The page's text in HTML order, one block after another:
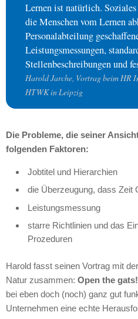
Lernen ist natürlich.
die Menschen vom Lernen
Personalabteilung
Leistungsmessungen,
Stellenbeschreibungen und
Harold Jarche, Vortrag beim HR
HTWK in Leipzig
Die Probleme, die seiner
folgenden Faktoren:
Jobtitel und Hierarchien
die Überzeugung, dass Zeit
Leistungsmessung
starre Richtlinien und das
Prozeduren
Harold fasst seinen Vortrag mit
Natur zusammen: Open the
bei eben doch (noch) ganz gut
Unternehmen eine echte